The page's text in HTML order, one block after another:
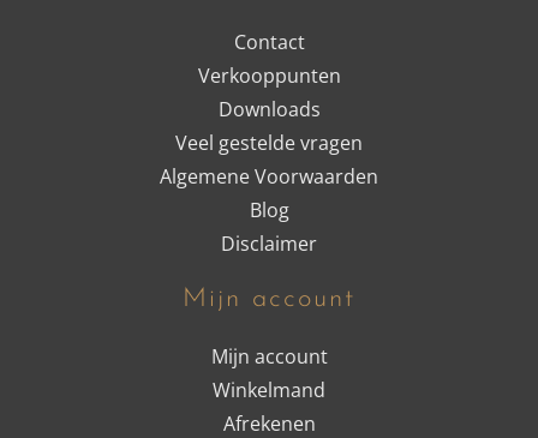
Contact
Verkooppunten
Downloads
Veel gestelde vragen
Algemene Voorwaarden
Blog
Disclaimer
Mijn account
Mijn account
Winkelmand
Afrekenen